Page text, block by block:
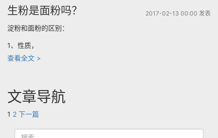
送
女
友
过
情
节”
生粉是面粉吗？ 2017-02-13 00:00 发表
淀粉和面粉的区别：
1、性质，
查看全文 >
面
文章导航
Page
1 Page
2 下一篇
搜